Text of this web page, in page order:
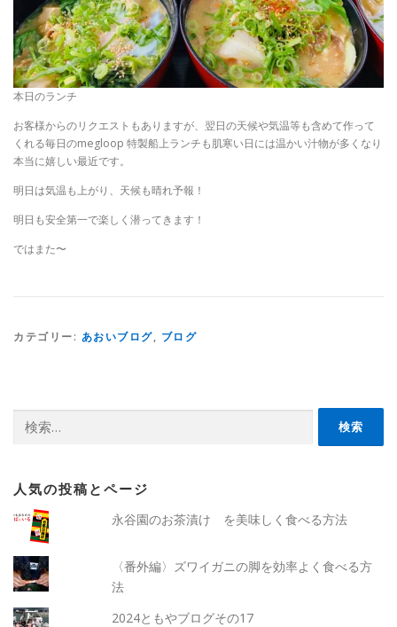
本日のランチ
お客様からのリクエストもありますが、翌日の天候や気温等も含めて作って
くれる毎日のmegloop 特製船上ランチも肌寒い日には温かい汁物が多くなり
本当に嬉しい最近です。
明日は気温も上がり、天候も晴れ予報！
明日も安全第一で楽しく潜ってきます！
ではまた〜
カテゴリー: あおいブログ, ブログ
索:
人気の投稿とページ
永谷園のお茶漬け を美味しく食べる方法
〈番外編〉ズワイガニの脚を効率よく食べる方
法
2024ともやブログその17